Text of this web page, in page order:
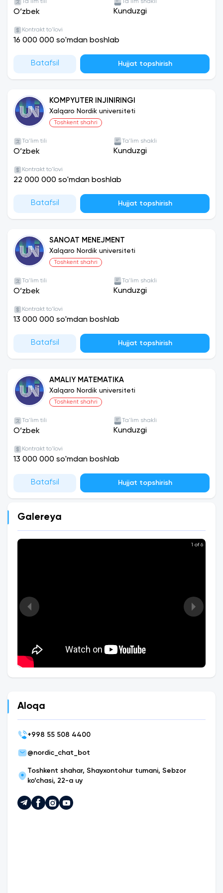
Ta'lim tili
O‘zbek
Ta'lim shakli
Kunduzgi
Kontrakt to'lovi
16 000 000 so'mdan boshlab
Batafsil Hujjat topshirish
KOMPYUTER INJINIRINGI
Xalqaro Nordik universiteti
Toshkent shahri
Ta'lim tili
O‘zbek
Ta'lim shakli
Kunduzgi
Kontrakt to'lovi
22 000 000 so'mdan boshlab
Batafsil Hujjat topshirish
SANOAT MENEJMENT
Xalqaro Nordik universiteti
Toshkent shahri
Ta'lim tili
O‘zbek
Ta'lim shakli
Kunduzgi
Kontrakt to'lovi
13 000 000 so'mdan boshlab
Batafsil Hujjat topshirish
AMALIY MATEMATIKA
Xalqaro Nordik universiteti
Toshkent shahri
Ta'lim tili
O‘zbek
Ta'lim shakli
Kunduzgi
Kontrakt to'lovi
13 000 000 so'mdan boshlab
Batafsil Hujjat topshirish
Galereya
1 of 6
Aloqa
+998 55 508 4400
@nordic_chat_bot
Toshkent shahar, Shayxontohur tumani, Sebzor
ko‘chasi, 22-a uy